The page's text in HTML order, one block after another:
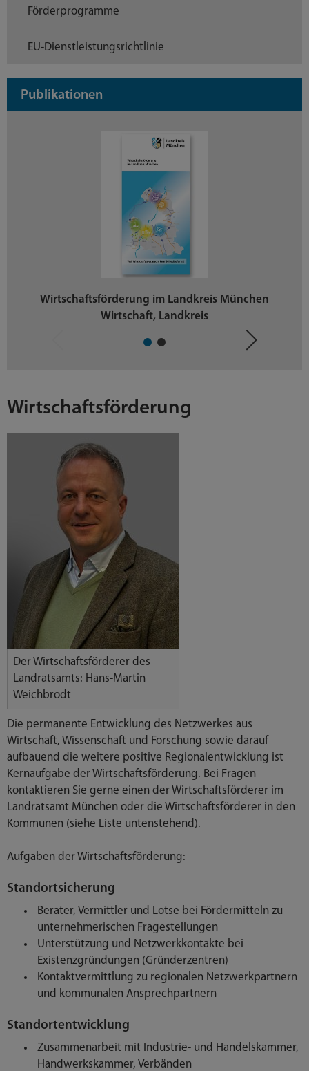
Wirtschaftsförderung
Der Wirtschaftsförderer des
Landratsamts: Hans-Martin
Weichbrodt
Die permanente Entwicklung des Netzwerkes aus
Wirtschaft, Wissenschaft und Forschung sowie darauf
aufbauend die weitere positive Regionalentwicklung ist
Kernaufgabe der Wirtschaftsförderung. Bei Fragen
kontaktieren Sie gerne einen der Wirtschaftsförderer im
Landratsamt München oder die Wirtschaftsförderer in den
Kommunen (siehe Liste untenstehend).
Aufgaben der Wirtschaftsförderung:
Standortsicherung
Berater, Vermittler und Lotse bei Fördermitteln zu
unternehmerischen Fragestellungen
Unterstützung und Netzwerkkontakte bei
Existenzgründungen (Gründerzentren)
Kontaktvermittlung zu regionalen Netzwerkpartnern
und kommunalen Ansprechpartnern
Standortentwicklung
Zusammenarbeit mit Industrie- und Handelskammer,
Handwerkskammer, Verbänden
Förderprogramme
EU-Dienstleistungsrichtlinie
Publikationen
Wirtschaftsförderung im Landkreis München
Wirtschaft, Landkreis